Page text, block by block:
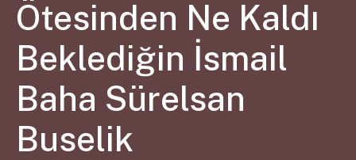
Ötesinden Ne Kaldı
Beklediğin İsmail
Baha Sürelsan
Buselik